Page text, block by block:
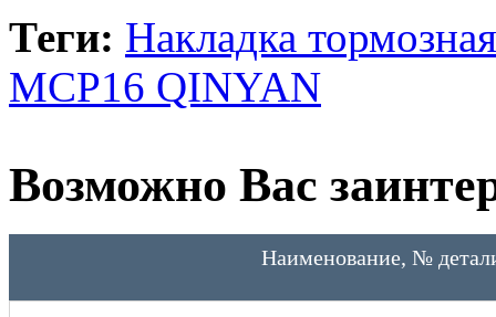
Теги: Накладка
MCP16 QINYAN
Возможно Вас
Наименование, №